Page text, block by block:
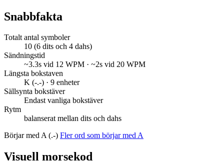
Snabbfakta
Totalt antal symboler
10 (6 dits och 4 dahs)
Sändningstid
~3.3s vid 12 WPM · ~2s vid 20 WPM
Längsta bokstaven
K (-.-) · 9 enheter
Sällsynta bokstäver
Endast vanliga bokstäver
Rytm
balanserat mellan dits och dahs
Börjar med A (.-) Fler ord som börjar med A
Visuell morsekod